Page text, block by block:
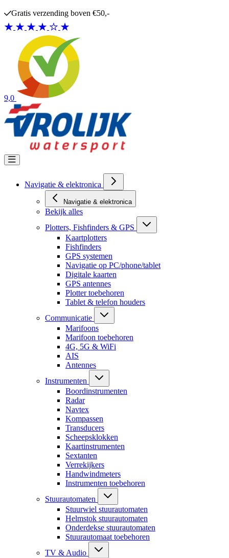
Gratis verzending boven €50,-
9,0
Navigatie & elektronica
Navigatie & elektronica
Bekijk alles
Plotters, Fishfinders & GPS
Kaartplotters
Fishfinders
GPS systemen
Navigatie op PC/phone/tablet
Digitale kaarten
GPS antennes
Plotter toebehoren
Tablet & telefon houders
Communicatie
Marifoons
Marifoon toebehoren
4G, 5G & WiFi
AIS
Antennes
Instrumenten
Boordinstrumenten
Radar
Navtex
Kompassen
Transducers
Scheepsklokken
Kaartinstrumenten
Sextanten
Verrekijkers
Handwindmeters
Instrumenten toebehoren
Stuurautomaten
Stuurwiel stuurautomaten
Helmstok stuurautomaten
Onderdekse stuurautomaten
Stuurautomaat toebehoren
TV & Audio